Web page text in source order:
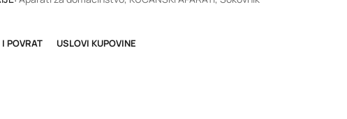
POVRAT USLOVI KUPOVINE